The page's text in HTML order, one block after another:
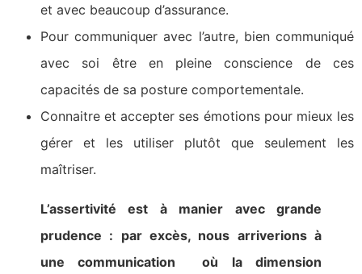
et avec beaucoup d’assurance.
Pour communiquer avec l’autre, bien communiqué
avec soi être en pleine conscience de ces
capacités de sa posture comportementale.
Connaitre et accepter ses émotions pour mieux les
gérer et les utiliser plutôt que seulement les
maîtriser.
L’assertivité est à manier avec grande
prudence : par excès, nous arriverions à
une communication où la dimension